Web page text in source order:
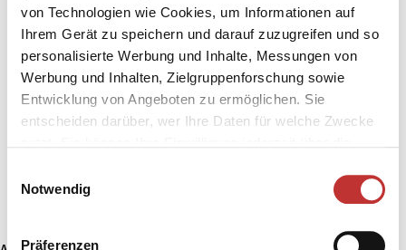
von Technologien wie Cookies, um Informationen auf
Ihrem Gerät zu speichern und darauf zuzugreifen und so
personalisierte Werbung und Inhalte, Messungen von
Werbung und Inhalten, Zielgruppenforschung sowie
Entwicklung von Angeboten zu ermöglichen. Sie
entscheiden darüber, wer Ihre Daten für welche Zwecke
Trigger Symbol ändern oder widerrufen
Notwendig
Präferenzen